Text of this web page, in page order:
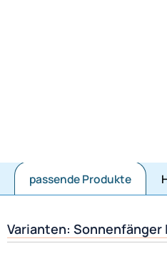
passende Produkte
Varianten: Sonnenfänger